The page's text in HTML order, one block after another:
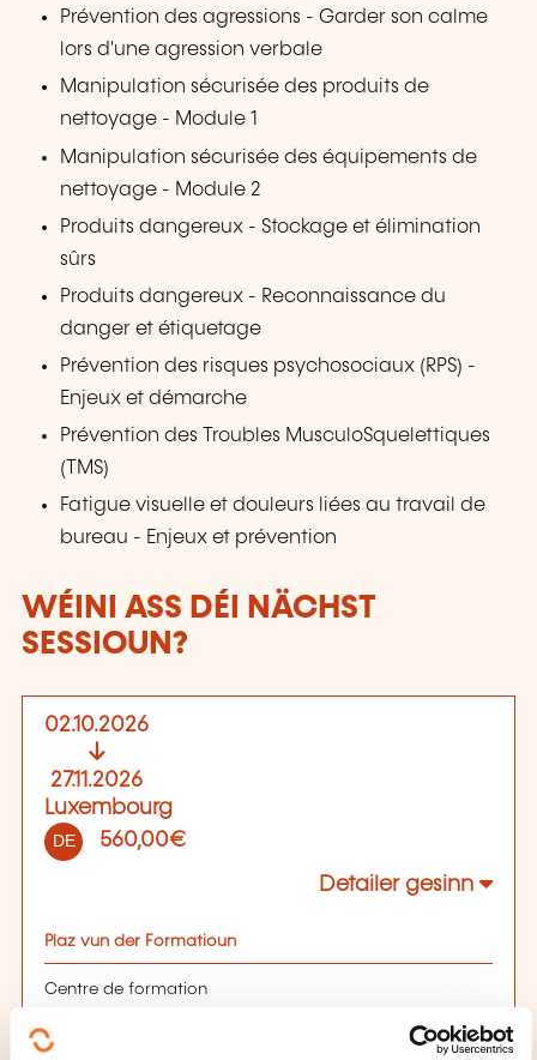
Prévention des agressions - Garder son calme
lors d'une agression verbale
Manipulation sécurisée des produits de
nettoyage - Module 1
Manipulation sécurisée des équipements de
nettoyage - Module 2
Produits dangereux - Stockage et élimination
sûrs
Produits dangereux - Reconnaissance du
danger et étiquetage
Prévention des risques psychosociaux (RPS) -
Enjeux et démarche
Prévention des Troubles MusculoSquelettiques
(TMS)
Fatigue visuelle et douleurs liées au travail de
bureau - Enjeux et prévention
WÉINI ASS DÉI NÄCHST
SESSIOUN?
02.10.2026
27.11.2026
Luxembourg
DE 560,00€
Detailer gesinn
Plaz vun der Formatioun
Centre de formation
L-2981 Luxembourg